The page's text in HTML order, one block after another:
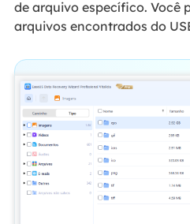
de arquivo específico. Você
arquivos encontrados do